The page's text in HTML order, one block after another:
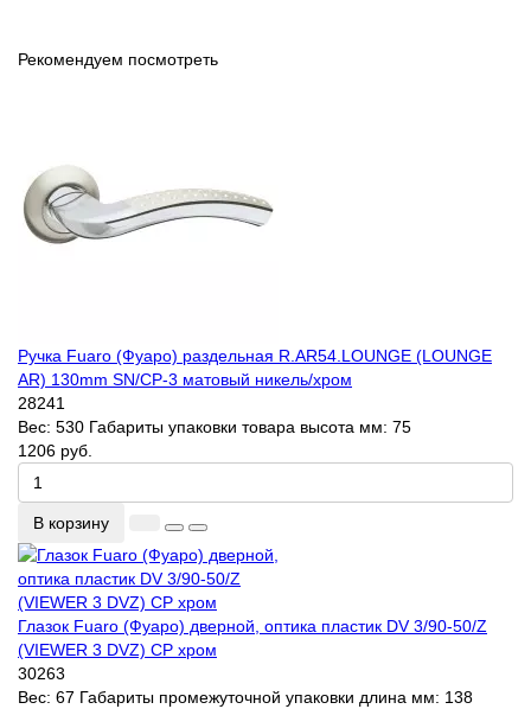
Рекомендуем посмотреть
Ручка Fuaro (Фуаро) раздельная R.AR54.LOUNGE (LOUNGE
AR) 130mm SN/CP-3 матовый никель/хром
28241
Вес: 530 Габариты упаковки товара высота мм: 75
1206 руб.
В корзину
Глазок Fuaro (Фуаро) дверной, оптика пластик DV 3/90-50/Z
(VIEWER 3 DVZ) CP хром
30263
Вес: 67 Габариты промежуточной упаковки длина мм: 138